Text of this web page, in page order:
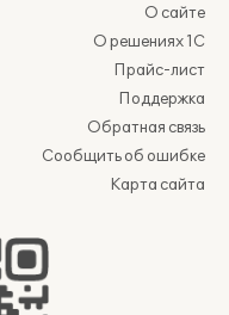
О сайте
О решениях 1С
Прайс-лист
Поддержка
Обратная связь
Сообщить об ошибке
Карта сайта